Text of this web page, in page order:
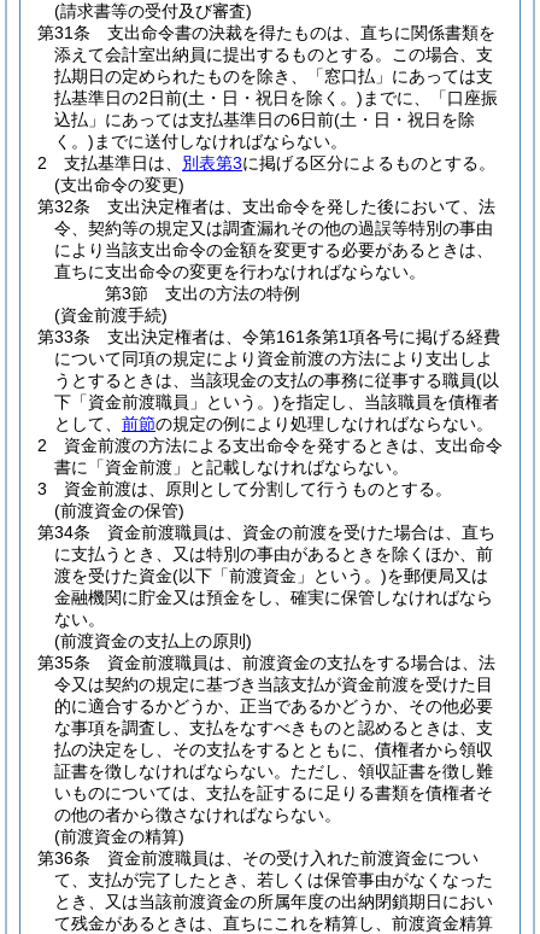
(請求書等の受付及び審査)
第31条
支出命令書の決裁を得たものは、直ちに関係書類を
添えて会計室出納員に提出するものとする。
この場合、支
払期日の定められたものを除き、「窓口払」にあっては支
払基準日の2日前(土・日・祝日を除く。) までに、「口座振
込払」にあっては支払基準日の6日前(土・日・祝日を除
く。) までに送付しなければならない。
2
支払基準日は、 別表第3に掲げる区分によるものとする。
(支出命令の変更)
第32条
支出決定権者は、支出命令を発した後において、法
令、契約等の規定又は調査漏れその他の過誤等特別の事由
により当該支出命令の金額を変更する必要があるときは、
直ちに支出命令の変更を行わなければならない。
第3節
支出の方法の特例
(資金前渡手続)
第33条
支出決定権者は、令第161条第1項各号に掲げる経費
について同項の規定により資金前渡の方法により支出しよ
うとするときは、当該現金の支払の事務に従事する職員(以
下「資金前渡職員」という。)を指定し、当該職員を債権者
として、 前節の規定の例により処理しなければならない。
2
資金前渡の方法による支出命令を発するときは、支出命令
書に「資金前渡」と記載しなければならない。
3
資金前渡は、原則として分割して行うものとする。
(前渡資金の保管)
第34条
資金前渡職員は、資金の前渡を受けた場合は、直ち
に支払うとき、又は特別の事由があるときを除くほか、前
渡を受けた資金(以下「前渡資金」という。)を郵便局又は
金融機関に貯金又は預金をし、確実に保管しなければなら
ない。
(前渡資金の支払上の原則)
第35条
資金前渡職員は、前渡資金の支払をする場合は、法
令又は契約の規定に基づき当該支払が資金前渡を受けた目
的に適合するかどうか、正当であるかどうか、その他必要
な事項を調査し、支払をなすべきものと認めるときは、支
払の決定をし、その支払をするとともに、債権者から領収
証書を徴しなければならない。 ただし、領収証書を徴し難
いものについては、支払を証するに足りる書類を債権者そ
の他の者から徴さなければならない。
(前渡資金の精算)
第36条
資金前渡職員は、その受け入れた前渡資金につい
て、支払が完了したとき、若しくは保管事由がなくなった
とき、又は当該前渡資金の所属年度の出納閉鎖期日におい
て残金があるときは、直ちにこれを精算し、前渡資金精算